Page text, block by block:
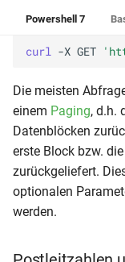
Powershell 7
curl -X GET
Die meisten
einem Paging, d.h.
Datenblöcken
erste Block bzw.
zurückgeliefert.
optionalen
werden.